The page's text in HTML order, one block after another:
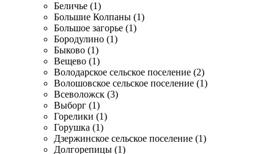
Беличье (1)
Большие Колпаны (1)
Большое загорье (1)
Бородулино (1)
Быково (1)
Вещево (1)
Володарское сельское поселение (2)
Волошовское сельское поселение (1)
Всеволожск (3)
Выборг (1)
Горелики (1)
Горушка (1)
Дзержинское сельское поселение (1)
Долгорепицы (1)